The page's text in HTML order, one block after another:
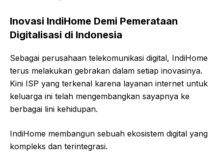
Inovasi IndiHome Demi Pemerataan
Digitalisasi di Indonesia
Sebagai perusahaan telekomunikasi digital, IndiHome
terus melakukan gebrakan dalam setiap inovasinya.
Kini ISP yang terkenal karena layanan internet untuk
keluarga ini telah mengembangkan sayapnya ke
berbagai lini kehidupan.
IndiHome membangun sebuah ekosistem digital yang
kompleks dan terintegrasi.